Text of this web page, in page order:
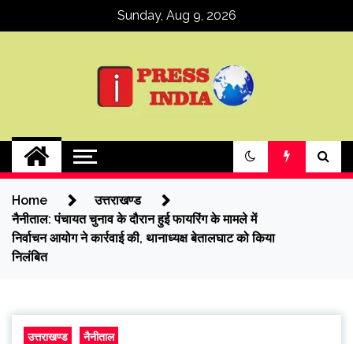
Sunday, Aug 9, 2026
ipressindia
Home
उत्तराखण्ड
नैनीताल: पंचायत चुनाव के दौरान हुई फायरिंग के मामले में
निर्वाचन आयोग ने कार्रवाई की, थानाध्यक्ष बेतालघाट को किया
निलंबित
उत्तराखण्ड नैनीताल